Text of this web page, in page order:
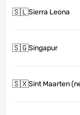
🇸🇱Sierra Leona
🇸🇬Singapur
🇸🇽Sint Maarten